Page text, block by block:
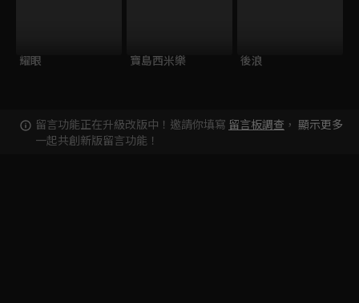
耀眼 寶島西米樂 後浪
留言功能正在升級改版中！邀請你填寫 留言板調查 ，
一起共創新版留言功能！
顯示更多